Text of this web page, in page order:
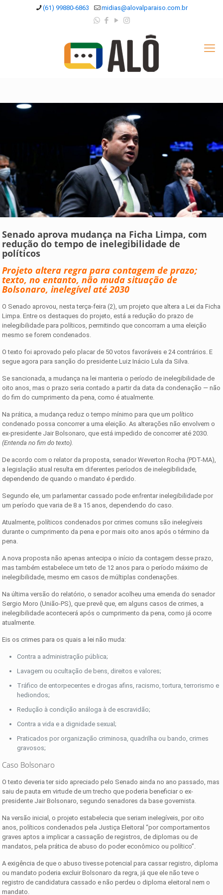
(61) 99880-6863 midias@alovalparaiso.com.br
Senado aprova mudança na Ficha Limpa, com
redução do tempo de inelegibilidade de
políticos
Projeto altera regra para contagem de prazo;
texto, no entanto, não muda situação de
Bolsonaro, inelegível até 2030
O Senado aprovou, nesta terça-feira (2), um projeto que altera a Lei da Ficha
Limpa. Entre os destaques do projeto, está a redução do prazo de
inelegibilidade para políticos, permitindo que concorram a uma eleição
mesmo se forem condenados.
O texto foi aprovado pelo placar de 50 votos favoráveis e 24 contrários. E
segue agora para sanção do presidente Luiz Inácio Lula da Silva.
Se sancionada, a mudança na lei manteria o período de inelegibilidade de
oito anos, mas o prazo seria contado a partir da data da condenação — não
do fim do cumprimento da pena, como é atualmente.
Na prática, a mudança reduz o tempo mínimo para que um político
condenado possa concorrer a uma eleição. As alterações não envolvem o
ex-presidente Jair Bolsonaro, que está impedido de concorrer até 2030.
(Entenda no fim do texto).
De acordo com o relator da proposta, senador Weverton Rocha (PDT-MA),
a legislação atual resulta em diferentes períodos de inelegibilidade,
dependendo de quando o mandato é perdido.
Segundo ele, um parlamentar cassado pode enfrentar inelegibilidade por
um período que varia de 8 a 15 anos, dependendo do caso.
Atualmente, políticos condenados por crimes comuns são inelegíveis
durante o cumprimento da pena e por mais oito anos após o término da
pena.
A nova proposta não apenas antecipa o início da contagem desse prazo,
mas também estabelece um teto de 12 anos para o período máximo de
inelegibilidade, mesmo em casos de múltiplas condenações.
Na última versão do relatório, o senador acolheu uma emenda do senador
Sergio Moro (União-PS), que prevê que, em alguns casos de crimes, a
inelegibilidade acontecerá após o cumprimento da pena, como já ocorre
atualmente.
Eis os crimes para os quais a lei não muda:
Contra a administração pública;
Lavagem ou ocultação de bens, direitos e valores;
Tráfico de entorpecentes e drogas afins, racismo, tortura, terrorismo e
hediondos;
Redução à condição análoga à de escravidão;
Contra a vida e a dignidade sexual;
Praticados por organização criminosa, quadrilha ou bando, crimes
gravosos;
Caso Bolsonaro
O texto deveria ter sido apreciado pelo Senado ainda no ano passado, mas
saiu de pauta em virtude de um trecho que poderia beneficiar o ex-
presidente Jair Bolsonaro, segundo senadores da base governista.
Na versão inicial, o projeto estabelecia que seriam inelegíveis, por oito
anos, políticos condenados pela Justiça Eleitoral “por comportamentos
graves aptos a implicar a cassação de registros, de diplomas ou de
mandatos, pela prática de abuso do poder econômico ou político”.
A exigência de que o abuso tivesse potencial para cassar registro, diploma
ou mandato poderia excluir Bolsonaro da regra, já que ele não teve o
registro de candidatura cassado e não perdeu o diploma eleitoral nem o
mandato.